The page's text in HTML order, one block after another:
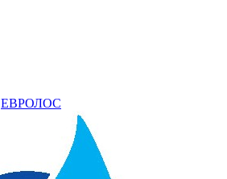
ЕВРОЛОС